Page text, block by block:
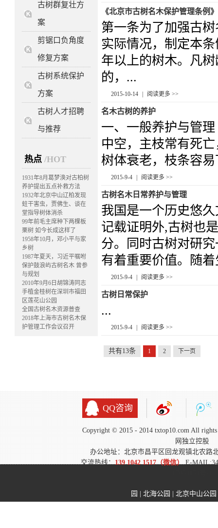
古树群复壮方
案
剪锯口负角度
修复方案
古树系统保护
方案
古树人才招聘
与推荐
热点/HOT
1931年8月葛梦涣对古柏树
养护提出五点补救方法
1932年北京中山辽柏发现
蛀干害虫，贾佛生、谈在
堂指导树体消杀
99年前毛主席种下两棵板
栗树 如今长成这样了
1958年10月，邓小平与家
乡树
1987年夏天，习近平嘱咐
保护鼓浪屿古树名木 曾参
与规划
2010年9月6日胡锦涛同志
手植金桂树在深圳市福田
区莲花山公园
全国古树名木资源普查
2018年上海市古树名木保
护管理工作会议召开
《北京市古树名木保护管理条例》
第一条为了加强古
实际情况，制定本
年以上的树木。凡
的，...
2015-10-14 阅读更多 >>
名木古树的养护
一、一般养护与管
中空，主枝常有死
树体衰老，枝条容
2015-9-4 阅读更多 >>
古树名木日常养护与管理
我国是一个历史悠
记载证明外,古树也
分。同时古树对研
有着重要价值。随
2015-9-4 阅读更多 >>
古树日常保护
...
2015-9-4 阅读更多 >>
共有13条 1 2 下一页
QQ咨询
Copyright © 2015 - 2014 txtop10.com All
网独立控股
办公地址：北京市昌平区回龙观镇北农路
交流热线：139 1042 1517（微信）E-
园 北海公园 北京中山公园